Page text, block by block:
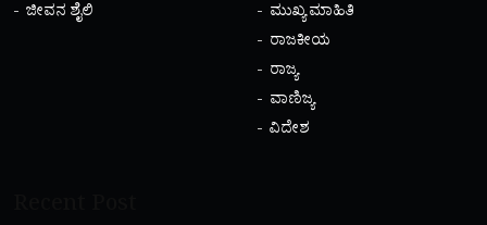
ಜೀವನ ಶೈಲಿ
ಮುಖ್ಯ ಮಾಹಿತಿ
ರಾಜಕೀಯ
ರಾಜ್ಯ
ವಾಣಿಜ್ಯ
ವಿದೇಶ